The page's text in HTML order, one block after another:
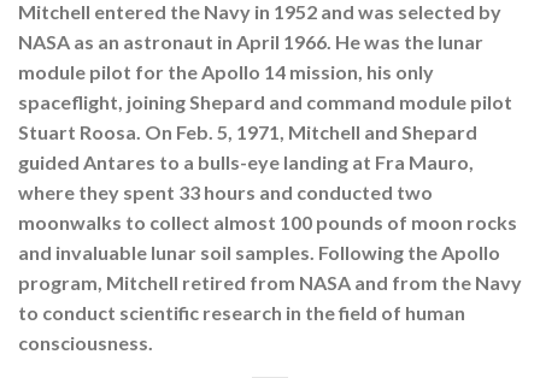
Mitchell entered the Navy in 1952 and was selected by
NASA as an astronaut in April 1966. He was the lunar
module pilot for the Apollo 14 mission, his only
spaceflight, joining Shepard and command module pilot
Stuart Roosa. On Feb. 5, 1971, Mitchell and Shepard
guided Antares to a bulls-eye landing at Fra Mauro,
where they spent 33 hours and conducted two
moonwalks to collect almost 100 pounds of moon rocks
and invaluable lunar soil samples. Following the Apollo
program, Mitchell retired from NASA and from the Navy
to conduct scientific research in the field of human
consciousness.